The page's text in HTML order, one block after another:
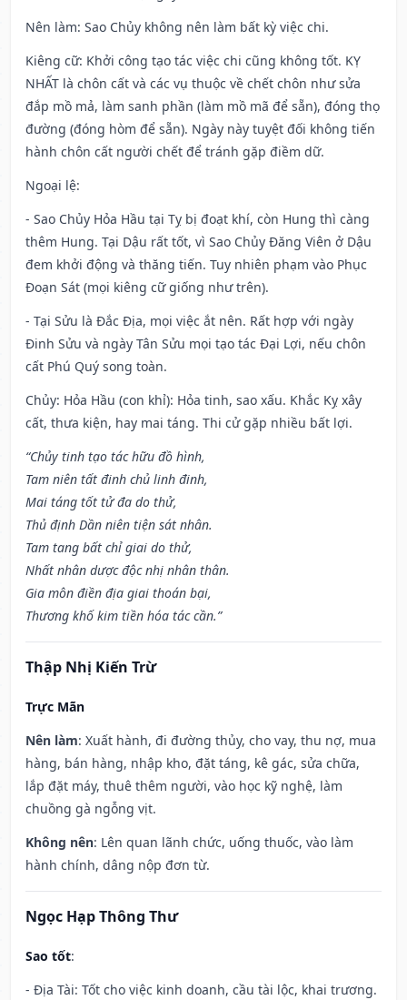
Nên làm: Sao Chủy không nên làm bất kỳ việc chi.
Kiêng cữ: Khởi công tạo tác việc chi cũng không tốt. KỴ
NHẤT là chôn cất và các vụ thuộc về chết chôn như sửa
đắp mồ mả, làm sanh phần (làm mồ mã để sẵn), đóng thọ
đường (đóng hòm để sẵn). Ngày này tuyệt đối không tiến
hành chôn cất người chết để tránh gặp điềm dữ.
Ngoại lệ:
- Sao Chủy Hỏa Hầu tại Tỵ bị đoạt khí, còn Hung thì càng
thêm Hung. Tại Dậu rất tốt, vì Sao Chủy Đăng Viên ở Dậu
đem khởi động và thăng tiến. Tuy nhiên phạm vào Phục
Đoạn Sát (mọi kiêng cữ giống như trên).
- Tại Sửu là Đắc Địa, mọi việc ắt nên. Rất hợp với ngày
Đinh Sửu và ngày Tân Sửu mọi tạo tác Đại Lợi, nếu chôn
cất Phú Quý song toàn.
Chủy: Hỏa Hầu (con khỉ): Hỏa tinh, sao xấu. Khắc Kỵ xây
cất, thưa kiện, hay mai táng. Thi cử gặp nhiều bất lợi.
“Chủy tinh tạo tác hữu đồ hình,
Tam niên tất đinh chủ linh đinh,
Mai táng tốt tử đa do thử,
Thủ định Dần niên tiện sát nhân.
Tam tang bất chỉ giai do thử,
Nhất nhân dược độc nhị nhân thân.
Gia môn điền địa giai thoán bại,
Thương khố kim tiền hóa tác cần.”
Thập Nhị Kiến Trừ
Trực Mãn
Nên làm: Xuất hành, đi đường thủy, cho vay, thu nợ, mua
hàng, bán hàng, nhập kho, đặt táng, kê gác, sửa chữa,
lắp đặt máy, thuê thêm người, vào học kỹ nghệ, làm
chuồng gà ngỗng vịt.
Không nên: Lên quan lãnh chức, uống thuốc, vào làm
hành chính, dâng nộp đơn từ.
Ngọc Hạp Thông Thư
Sao tốt:
- Địa Tài: Tốt cho việc kinh doanh, cầu tài lộc, khai trương.